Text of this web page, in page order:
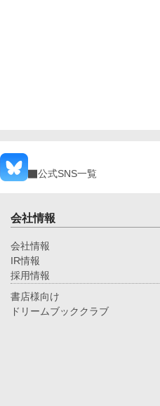
公式SNS一覧
会社情報
会社情報
IR情報
採用情報
書店様向け
ドリームブッククラブ